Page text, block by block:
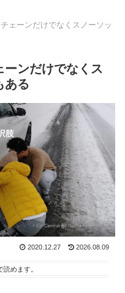
ェーンだけでなくスノーソッ
ンだけでなくス
ある
2020.12.27 2026.08.09
読めます。